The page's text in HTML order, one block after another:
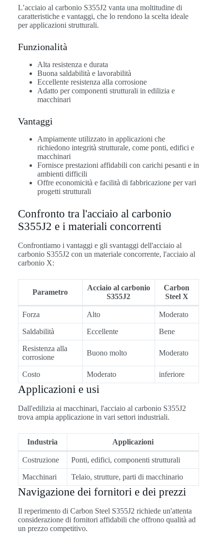
L’acciaio al carbonio S355J2 vanta una moltitudine di
caratteristiche e vantaggi, che lo rendono la scelta ideale
per applicazioni strutturali.
Funzionalità
Alta resistenza e durata
Buona saldabilità e lavorabilità
Eccellente resistenza alla corrosione
Adatto per componenti strutturali in edilizia e
macchinari
Vantaggi
Ampiamente utilizzato in applicazioni che
richiedono integrità strutturale, come ponti, edifici e
macchinari
Fornisce prestazioni affidabili con carichi pesanti e in
ambienti difficili
Offre economicità e facilità di fabbricazione per vari
progetti strutturali
Confronto tra l'acciaio al carbonio
S355J2 e i materiali concorrenti
Confrontiamo i vantaggi e gli svantaggi dell'acciaio al
carbonio S355J2 con un materiale concorrente, l'acciaio al
carbonio X:
Parametro
Acciaio al carbonio
S355J2
Carbon
Steel X
Forza Alto Moderato
Saldabilità Eccellente Bene
Resistenza alla
corrosione
Buono molto Moderato
Costo Moderato inferiore
Applicazioni e usi
Dall'edilizia ai macchinari, l'acciaio al carbonio S355J2
trova ampia applicazione in vari settori industriali.
Industria Applicazioni
Costruzione Ponti, edifici, componenti strutturali
Macchinari Telaio, strutture, parti di macchinario
Navigazione dei fornitori e dei prezzi
Il reperimento di Carbon Steel S355J2 richiede un'attenta
considerazione di fornitori affidabili che offrono qualità ad
un prezzo competitivo.